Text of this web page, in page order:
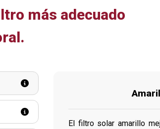
más adecuado
El filtro solar amarillo